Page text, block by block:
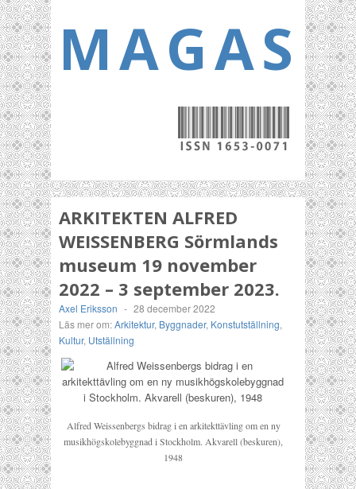
ARKITEKTEN ALFRED
WEISSENBERG Sörmlands
museum 19 november
2022 – 3 september 2023.
Axel Eriksson - 28 december 2022
Läs mer om:Arkitektur, Byggnader, Konstutställning,
Kultur, Utställning
Alfred Weissenbergs bidrag i en arkitekttävling om en ny
musikhögskolebyggnad i Stockholm. Akvarell (beskuren),
1948